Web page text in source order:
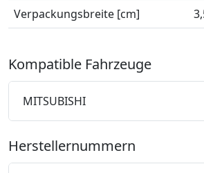
Verpackungsbreite [cm]
Kompatible Fahrzeuge
MITSUBISHI
Herstellernummern